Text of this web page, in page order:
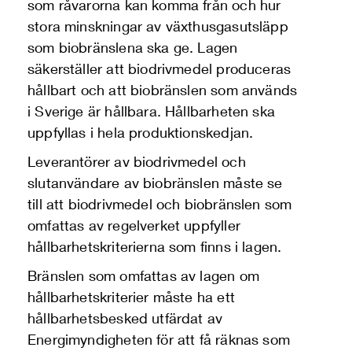
som råvarorna kan komma från och hur
stora minskningar av växthusgasutsläpp
som biobränslena ska ge. Lagen
säkerställer att biodrivmedel produceras
hållbart och att biobränslen som används
i Sverige är hållbara. Hållbarheten ska
uppfyllas i hela produktionskedjan.
Leverantörer av biodrivmedel och
slutanvändare av biobränslen måste se
till att biodrivmedel och biobränslen som
omfattas av regelverket uppfyller
hållbarhetskriterierna som finns i lagen.
Bränslen som omfattas av lagen om
hållbarhetskriterier måste ha ett
hållbarhetsbesked utfärdat av
Energimyndigheten för att få räknas som